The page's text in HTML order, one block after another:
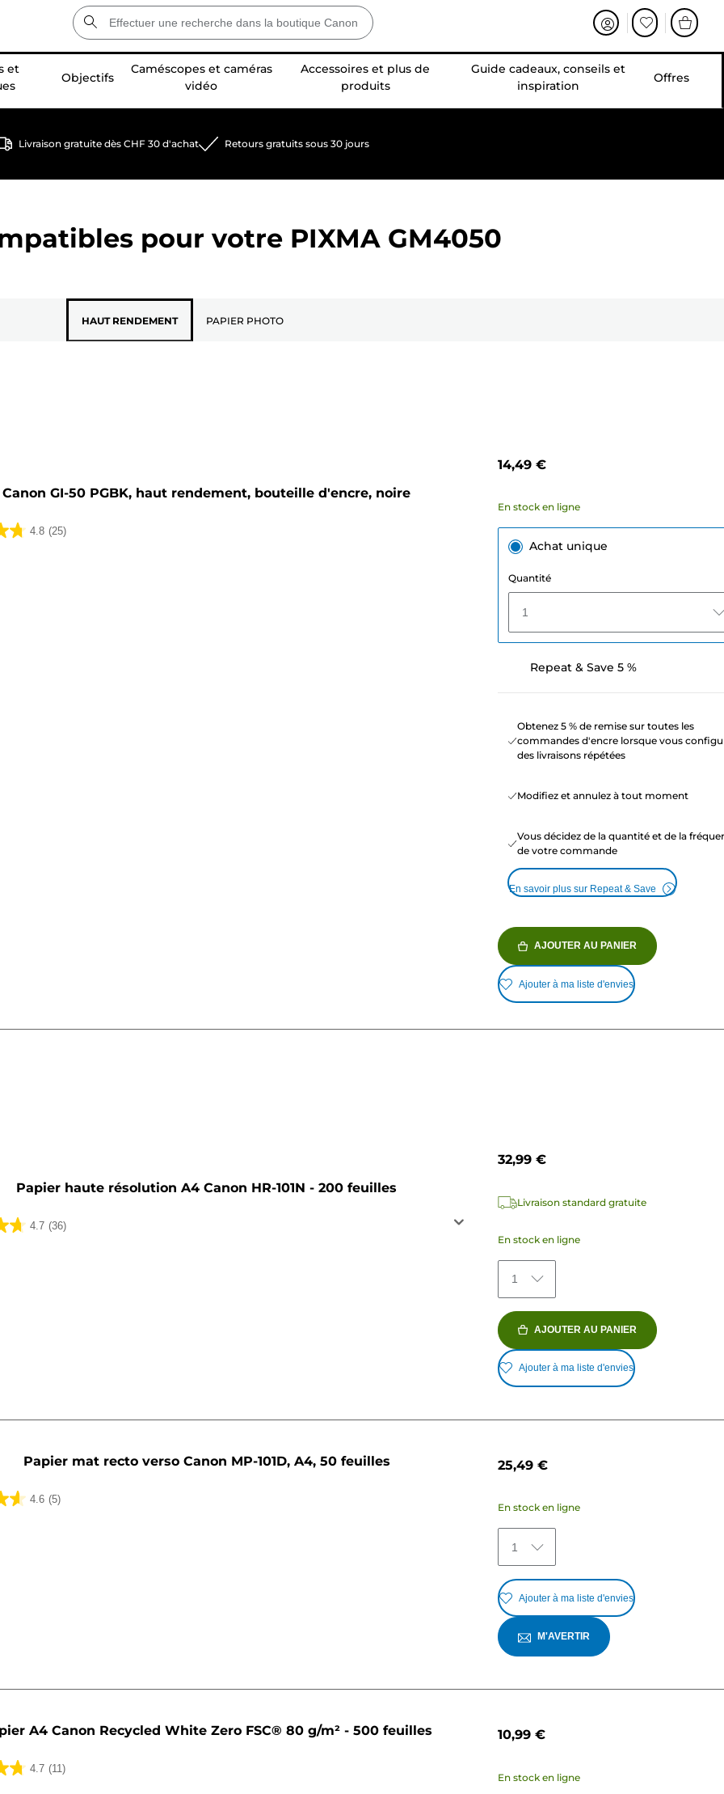
et
Objectifs
Caméscopes et caméras
vidéo
Accessoires et plus de
produits
Guide cadeaux, conseils et
inspiration
Offres
Livraison gratuite dès CHF 30 d'achat Retours gratuits sous 30 jours
pour votre PIXMA GM4050
HAUT RENDEMENT PAPIER PHOTO
Canon GI-50 PGBK, haut rendement, bouteille d'encre, noire
4.8 (25)
14,49 €
En stock en ligne
Achat unique
Quantité
1
Repeat & Save 5 %
Obtenez 5 % de remise sur toutes les
commandes d'encre lorsque vous
des livraisons répétées
Modifiez et annulez à tout moment
Vous décidez de la quantité et de la
de votre commande
En savoir plus sur Repeat & Save
AJOUTER AU PANIER
Ajouter à ma liste d'envies
Papier haute résolution A4 Canon HR-101N - 200 feuilles
4.7 (36)
32,99 €
Livraison standard gratuite
En stock en ligne
1
AJOUTER AU PANIER
Ajouter à ma liste d'envies
Papier mat recto verso Canon MP-101D, A4, 50 feuilles
4.6 (5)
25,49 €
En stock en ligne
1
Ajouter à ma liste d'envies
M'AVERTIR
A4 Canon Recycled White Zero FSC® 80 g/m² - 500 feuilles
4.7 (11)
10,99 €
En stock en ligne